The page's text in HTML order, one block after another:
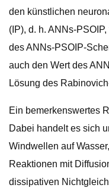
den künstlichen
(IP), d. h. ANNs-
des ANNs-PSOIP-
auch den Wert des
Lösung des
Ein bemerkenswertes
Dabei handelt es sich
Windwellen auf
Reaktionen mit
dissipativen